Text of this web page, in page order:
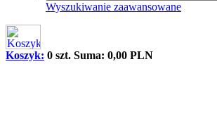
Wyszukiwanie zaawansowane
Koszyk: 0 szt. Suma: 0,00 PLN